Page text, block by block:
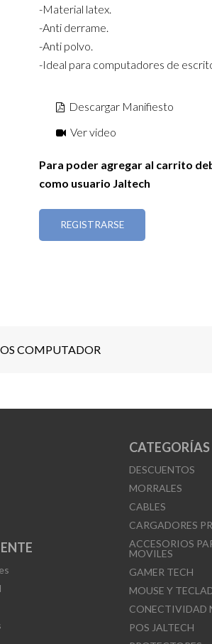
-Material latex.
-Anti derrame.
-Anti polvo.
-Ideal para computadores de
Descargar Manifiesto
Ver video
Para poder agregar al carrito
como usuario Jaltech
REGISTRARSE
COMPUTADOR
CATEGORÍAS
DESCUENTOS
MORRALES
CABLES
CARGADORES
ACCESORIOS
MOVILES
GAMER TECH
MOUSE Y
CONECTIVIDAD
POS JALTECH